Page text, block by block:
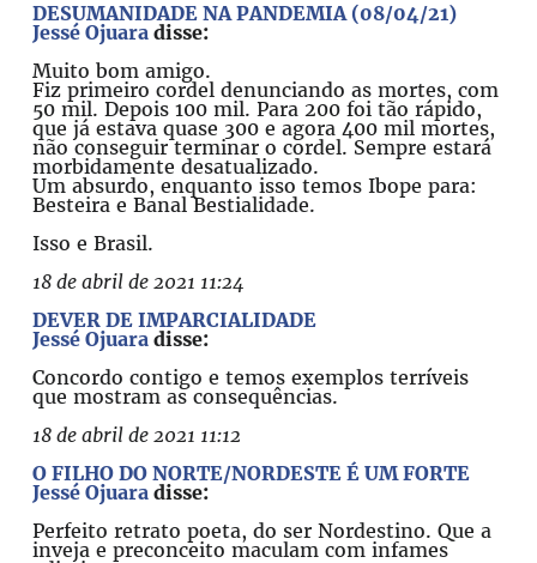
DESUMANIDADE NA PANDEMIA (08/04/21)
Jessé Ojuara disse:
Muito bom amigo.
Fiz primeiro cordel denunciando as mortes, com
50 mil. Depois 100 mil. Para 200 foi tão rápido,
que já estava quase 300 e agora 400 mil mortes,
não conseguir terminar o cordel. Sempre estará
morbidamente desatualizado.
Um absurdo, enquanto isso temos Ibope para:
Besteira e Banal Bestialidade.
Isso e Brasil.
18 de abril de 2021 11:24
DEVER DE IMPARCIALIDADE
Jessé Ojuara disse:
Concordo contigo e temos exemplos terríveis
que mostram as consequências.
18 de abril de 2021 11:12
O FILHO DO NORTE/NORDESTE É UM FORTE
Jessé Ojuara disse:
Perfeito retrato poeta, do ser Nordestino. Que a
inveja e preconceito maculam com infames